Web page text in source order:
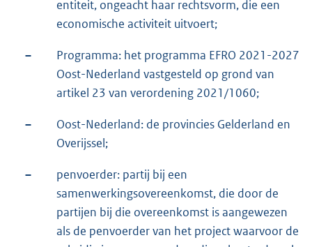
entiteit, ongeacht haar rechtsvorm, die een
economische activiteit uitvoert;
–
Programma: het programma EFRO 2021-2027
Oost-Nederland vastgesteld op grond van
artikel 23 van verordening 2021/1060;
–
Oost-Nederland: de provincies Gelderland en
Overijssel;
–
penvoerder: partij bij een
samenwerkingsovereenkomst, die door de
partijen bij die overeenkomst is aangewezen
als de penvoerder van het project waarvoor de